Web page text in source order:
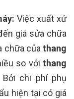
Việc xuất xứ
giá sửa chữa
chữa củathang
so vớithang
Bởi chi phí phụ
hiện tại có giá